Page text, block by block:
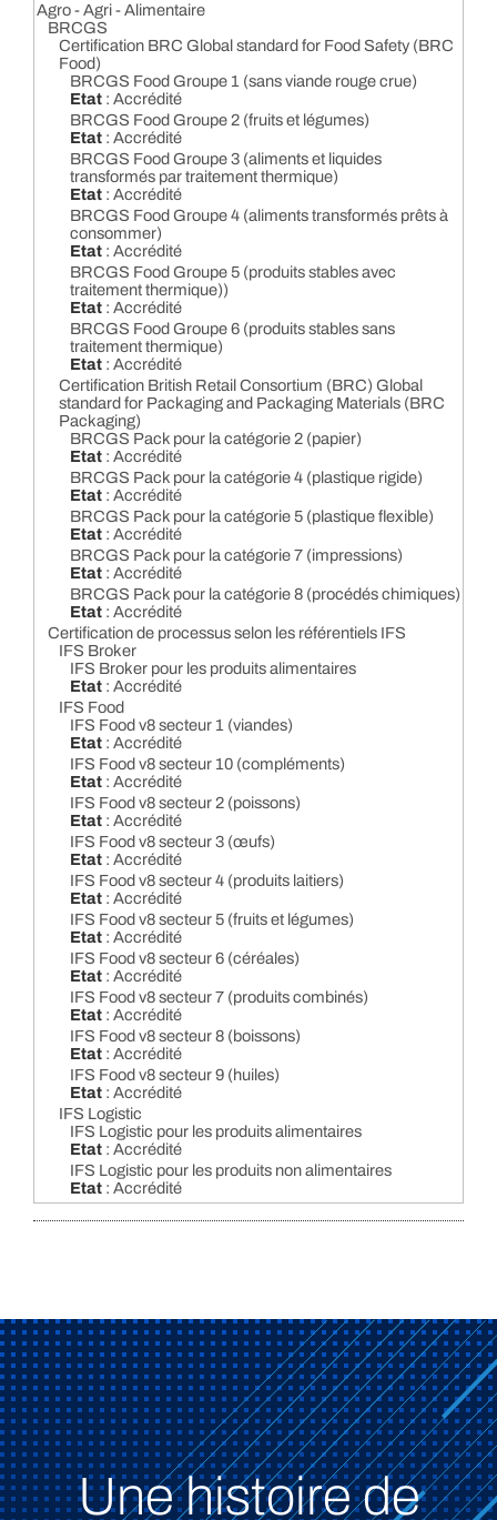
Agro - Agri - Alimentaire
BRCGS
Certification BRC Global standard for Food Safety (BRC
Food)
BRCGS Food Groupe 1 (sans viande rouge crue)
Etat : Accrédité
BRCGS Food Groupe 2 (fruits et légumes)
Etat : Accrédité
BRCGS Food Groupe 3 (aliments et liquides
transformés par traitement thermique)
Etat : Accrédité
BRCGS Food Groupe 4 (aliments transformés prêts à
consommer)
Etat : Accrédité
BRCGS Food Groupe 5 (produits stables avec
traitement thermique))
Etat : Accrédité
BRCGS Food Groupe 6 (produits stables sans
traitement thermique)
Etat : Accrédité
Certification British Retail Consortium (BRC) Global
standard for Packaging and Packaging Materials (BRC
Packaging)
BRCGS Pack pour la catégorie 2 (papier)
Etat : Accrédité
BRCGS Pack pour la catégorie 4 (plastique rigide)
Etat : Accrédité
BRCGS Pack pour la catégorie 5 (plastique flexible)
Etat : Accrédité
BRCGS Pack pour la catégorie 7 (impressions)
Etat : Accrédité
BRCGS Pack pour la catégorie 8 (procédés chimiques)
Etat : Accrédité
Certification de processus selon les référentiels IFS
IFS Broker
IFS Broker pour les produits alimentaires
Etat : Accrédité
IFS Food
IFS Food v8 secteur 1 (viandes)
Etat : Accrédité
IFS Food v8 secteur 10 (compléments)
Etat : Accrédité
IFS Food v8 secteur 2 (poissons)
Etat : Accrédité
IFS Food v8 secteur 3 (œufs)
Etat : Accrédité
IFS Food v8 secteur 4 (produits laitiers)
Etat : Accrédité
IFS Food v8 secteur 5 (fruits et légumes)
Etat : Accrédité
IFS Food v8 secteur 6 (céréales)
Etat : Accrédité
IFS Food v8 secteur 7 (produits combinés)
Etat : Accrédité
IFS Food v8 secteur 8 (boissons)
Etat : Accrédité
IFS Food v8 secteur 9 (huiles)
Etat : Accrédité
IFS Logistic
IFS Logistic pour les produits alimentaires
Etat : Accrédité
IFS Logistic pour les produits non alimentaires
Etat : Accrédité
Une histoire de